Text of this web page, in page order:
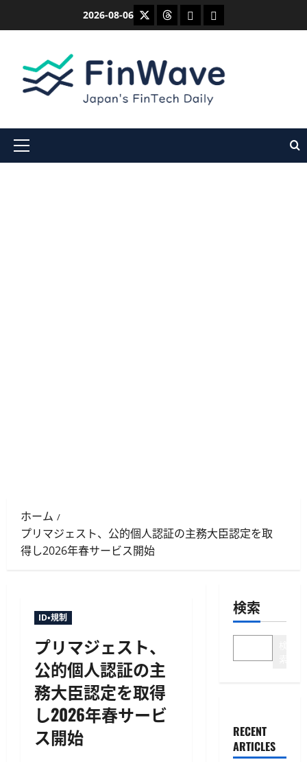
2026-08-06 X ThreadsBlueskyMastodon
メ
ホーム
プリマジェスト、公的個人認証の主務大臣認定を取
得し2026年春サービス開始
ID・規制
プリマジェスト、
公的個人認証の主
務大臣認定を取得
し2026年春サービ
ス開始
検索
RECENT
ARTICLES